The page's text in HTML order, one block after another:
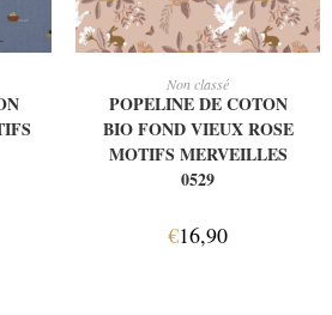
AJOUTER AU PANIER
Non classé
POPELINE DE COTON
BIO FOND VIEUX ROSE
MOTIFS MERVEILLES
0529
€16,90